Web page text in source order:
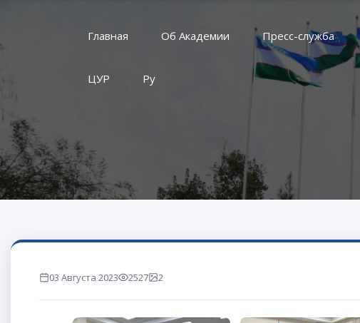
Главная Об Академии Пресс-служба
ЦУР Ру
03 Августа 2023 2527
marta ko'rilgan
2